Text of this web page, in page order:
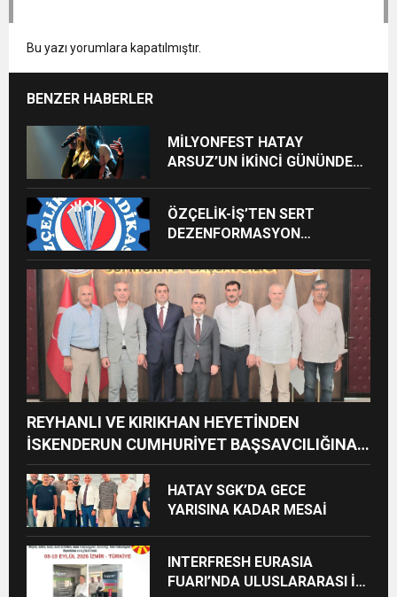
Bu yazı yorumlara kapatılmıştır.
BENZER HABERLER
MİLYONFEST HATAY
ARSUZ’UN İKİNCİ GÜNÜNDE
ÖZÇELİK-İŞ’TEN SERT
DEZENFORMASYON
CEZAİ SÜREÇ BAŞLATILDI”
REYHANLI VE KIRIKHAN HEYETİNDEN
İSKENDERUN CUMHURİYET BAŞSAVCILIĞINA
ZİYARET
HATAY SGK’DA GECE
YARISINA KADAR MESAİ
INTERFRESH EURASIA
FUARI’NDA ULUSLARARASI İŞ